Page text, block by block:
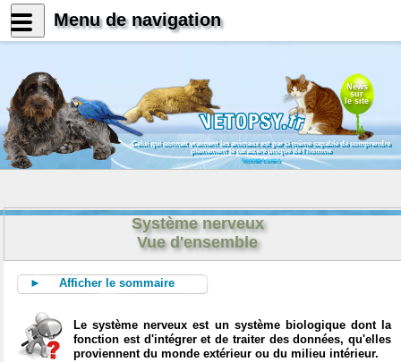
News
sur
le site
Celui qui connait vraiment les animaux est par là même capable de comprendre
pleinement le caractère unique de l'homme
Konrad Lorenz
Système nerveux
Vue d'ensemble
► Afficher le sommaire
Le système nerveux est un système biologique dont la
fonction est d'intégrer et de traiter des données, qu'elles
proviennent du monde extérieur ou du milieu intérieur.
Menu de navigation